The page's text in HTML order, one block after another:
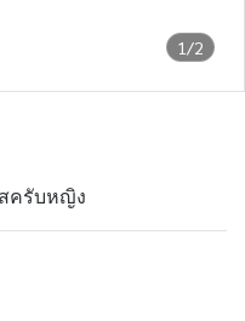
1/2
สครับหญิง